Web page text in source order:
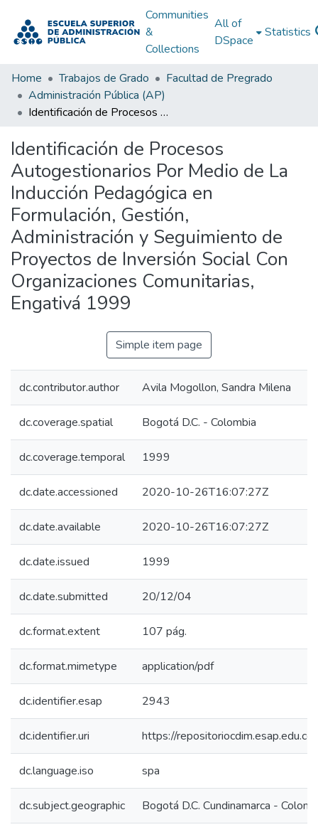
Communities
&
Collections
All of
DSpace
Statistics
Home Trabajos de Grado
Facultad de Pregrado
Administración Pública (AP)
Identificación de Procesos Autogestionarios Por Medio de La Inducción Pedagógica en Formulación, Gestión, Administración y Seguimiento de Proyectos de Inversión Social Con Organizaciones Comunitarias, Engativá 1999
Identificación de Procesos
Autogestionarios Por Medio de La
Inducción Pedagógica en
Formulación, Gestión,
Administración y Seguimiento de
Proyectos de Inversión Social Con
Organizaciones Comunitarias,
Engativá 1999
Simple item page
dc.contributor.author Avila Mogollon, Sandra Milena
dc.coverage.spatial Bogotá D.C. - Colombia
dc.coverage.temporal 1999
dc.date.accessioned 2020-10-26T16:07:27Z
dc.date.available 2020-10-26T16:07:27Z
dc.date.issued 1999
dc.date.submitted 20/12/04
dc.format.extent 107 pág.
dc.format.mimetype application/pdf
dc.identifier.esap 2943
dc.identifier.uri https://
dc.language.iso spa
dc.subject.geographic Bogotá D.C. Cundinamarca -